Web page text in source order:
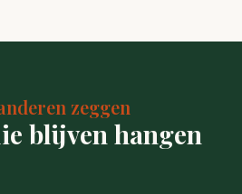
zeggen
blijven hangen